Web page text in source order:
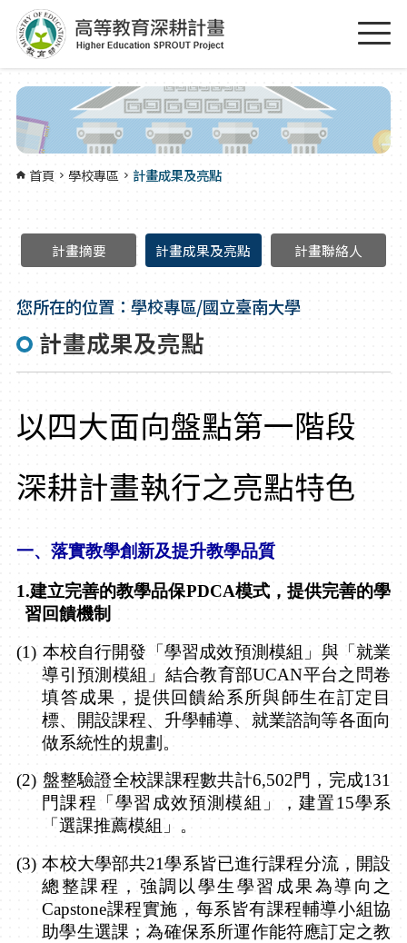
跳到主要內容區塊
首頁 學校專區 計畫成果及亮點
計畫摘要 計畫成果及亮點 計畫聯絡人
您所在的位置：學校專區/國立臺南大學
計畫成果及亮點
以四大面向盤點第一階段
深耕計畫執行之亮點特色
一、 落實教學創新及提升教學品質
1.建立完善的教學品保PDCA模式，提供完善的學
習回饋機制
(1) 本校自行開發「學習成效預測模組」與「就業
導引預測模組」結合教育部UCAN平台之問卷
填答成果，提供回饋給系所與師生在訂定目
標、開設課程、升學輔導、就業諮詢等各面向
做系統性的規劃。
(2) 盤整驗證全校課課程數共計6,502門，完成131
門課程「學習成效預測模組」，建置15學系
「選課推薦模組」。
(3) 本校大學部共21學系皆已進行課程分流，開設
總整課程，強調以學生學習成果為導向之
Capstone課程實施，每系皆有課程輔導小組協
助學生選課；為確保系所運作能符應訂定之教